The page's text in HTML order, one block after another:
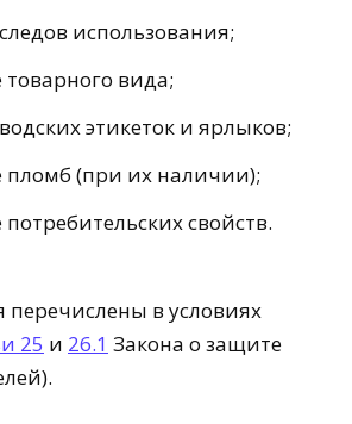
использования;
вида;
этикеток и ярлыков;
пломб (при их наличии);
свойств.
перечислены в условиях
25 и 26.1 Закона о защите